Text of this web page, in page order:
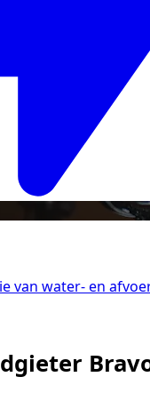
van water- en